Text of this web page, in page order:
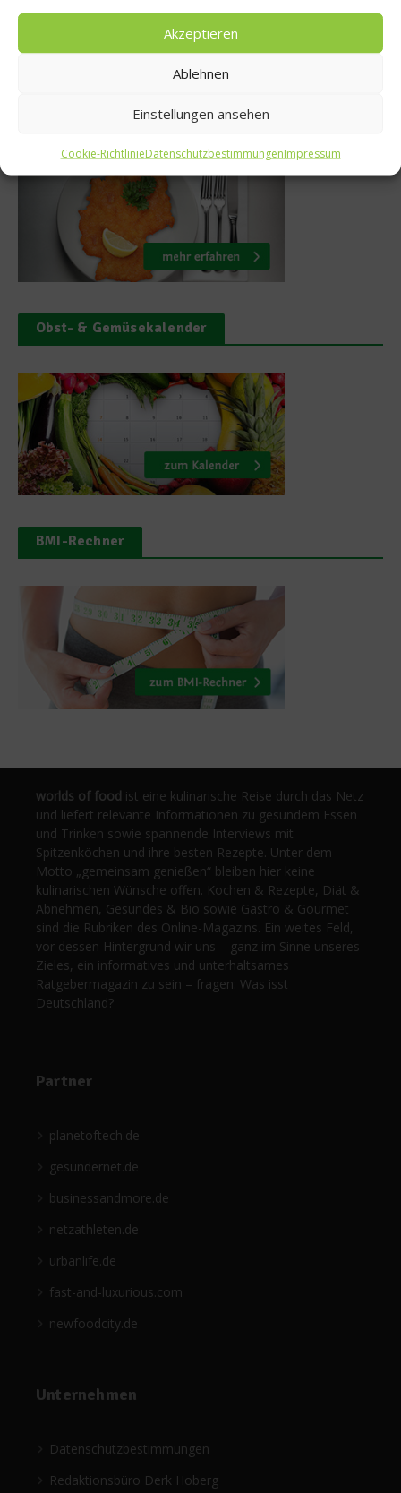
Akzeptieren
Ablehnen
Einstellungen ansehen
Cookie-RichtlinieDatenschutzbestimmungenImpressum
2013
Was isst Deutschland
Obst- & Gemüsekalender
BMI-Rechner
worlds of food ist eine kulinarische Reise durch das Netz
und liefert relevante Informationen zu gesundem Essen
und Trinken sowie spannende Interviews mit
Spitzenköchen und ihre besten Rezepte. Unter dem
Motto „gemeinsam genießen“ bleiben hier keine
kulinarischen Wünsche offen. Kochen & Rezepte, Diät &
Abnehmen, Gesundes & Bio sowie Gastro & Gourmet
sind die Rubriken des Online-Magazins. Ein weites Feld,
vor dessen Hintergrund wir uns – ganz im Sinne unseres
Zieles, ein informatives und unterhaltsames
Ratgebermagazin zu sein – fragen: Was isst
Deutschland?
Partner
planetoftech.de
gesündernet.de
businessandmore.de
netzathleten.de
urbanlife.de
fast-and-luxurious.com
newfoodcity.de
Unternehmen
Datenschutzbestimmungen
Redaktionsbüro Derk Hoberg